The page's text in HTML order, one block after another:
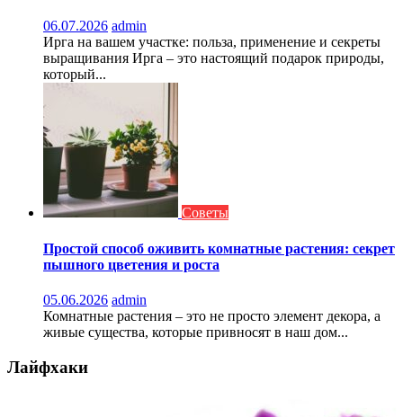
06.07.2026 admin
Ирга на вашем участке: польза, применение и секреты
выращивания Ирга – это настоящий подарок природы,
который...
Советы
Простой способ оживить комнатные растения: секрет
пышного цветения и роста
05.06.2026 admin
Комнатные растения – это не просто элемент декора, а
живые существа, которые привносят в наш дом...
Лайфхаки